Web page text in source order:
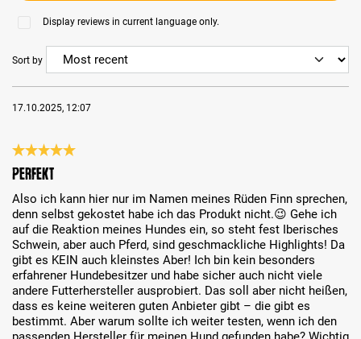
Display reviews in current language only.
Sort by
17.10.2025, 12:07
Review with rating of 5 out of 5 stars
Perfekt
Also ich kann hier nur im Namen meines Rüden Finn sprechen,
denn selbst gekostet habe ich das Produkt nicht.😉 Gehe ich
auf die Reaktion meines Hundes ein, so steht fest Iberisches
Schwein, aber auch Pferd, sind geschmackliche Highlights! Da
gibt es KEIN auch kleinstes Aber! Ich bin kein besonders
erfahrener Hundebesitzer und habe sicher auch nicht viele
andere Futterhersteller ausprobiert. Das soll aber nicht heißen,
dass es keine weiteren guten Anbieter gibt – die gibt es
bestimmt. Aber warum sollte ich weiter testen, wenn ich den